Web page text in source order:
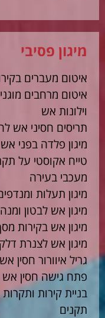
מיגון פסיבי
איטום מעברים
איטום מרחבים
וילונות אש
תריסים חסיני אש
מיגון פלדה בפני אש
טייח אקוסטי על
מעכבי בעירה
מיגון תעלות
מיגון אש לבטון
מיגון אש בקירות
מיגון אש לצנרת דלק
גריל איוורור חסין
פתח גישה חסין אש
בניית קירות
תקנים